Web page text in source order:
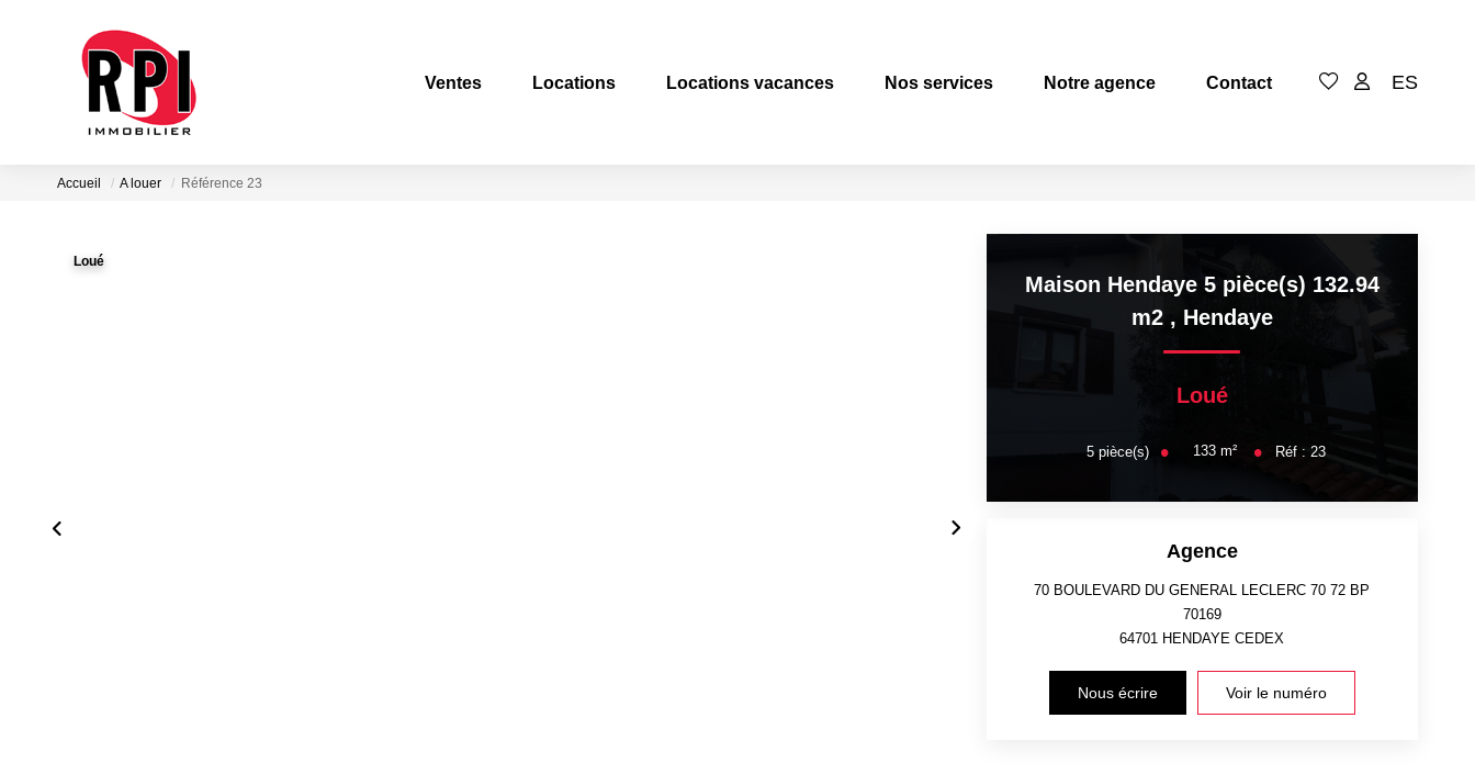
Ventes Locations Locations vacances Nos services Notre agence Contact ES
Accueil A louer Référence 23
Loué
Maison Hendaye 5 pièce(s) 132.94
m2 , Hendaye
Loué
5pièce(s) 133m² Réf :23
Agence
70 BOULEVARD DU GENERAL LECLERC 70 72 BP
70169
64701 HENDAYE CEDEX
Nous écrire Voir le numéro